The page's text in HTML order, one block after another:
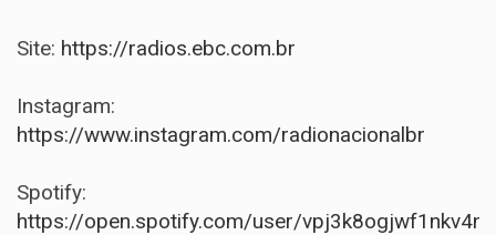
Site: https://radios.ebc.com.br
Instagram:
https://www.instagram.com/radionacionalbr
Spotify:
https://open.spotify.com/user/